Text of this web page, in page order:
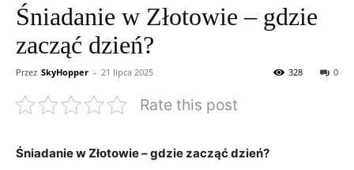
Śniadanie w Złotowie – gdzie
zacząć dzień?
Przez SkyHopper - 21 lipca 2025 0
328
Rate this post
Śniadanie w Złotowie – gdzie zacząć dzień?